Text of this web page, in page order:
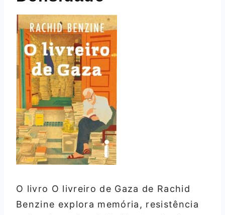
O livro O livreiro de Gaza de Rachid
Benzine explora memória, resistência